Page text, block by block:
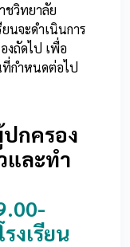
ชวิทยาลัย
นจะดำเนินการ
งถัดไป เพื่อ
ที่กำหนดต่อไป
กครอง
และทำ
งเรียน